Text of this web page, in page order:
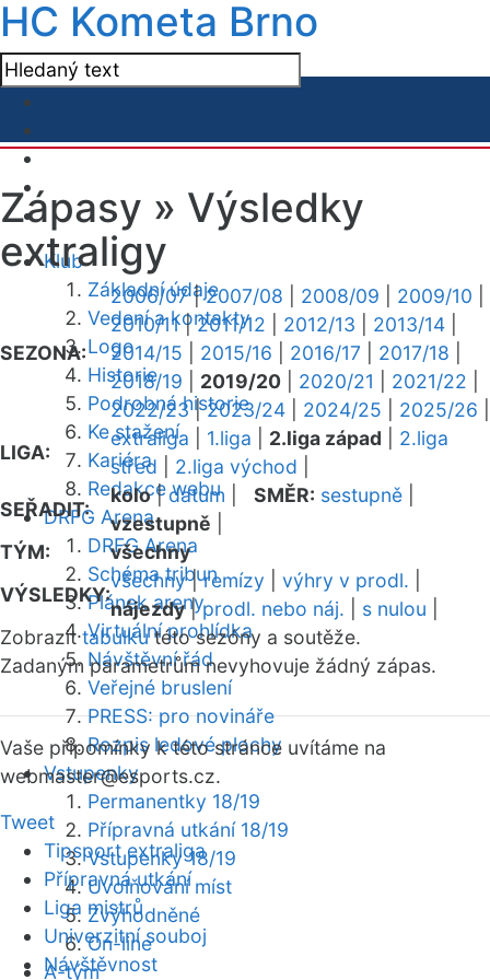
HC Kometa Brno
Klub
Základní údaje
Vedení a kontakty
Logo
Historie
Podrobná historie
Ke stažení
Kariéra
Redakce webu
DRFG Arena
DRFG Arena
Schéma tribun
Plánek areny
Virtuální prohlídka
Návštěvní řád
Veřejné bruslení
PRESS: pro novináře
Rozpis ledové plochy
Vstupenky
Permanentky 18/19
Přípravná utkání 18/19
Vstupenky 18/19
Uvolňování míst
Zvýhodněné
On-line
A-tým
Zápasy » Výsledky
extraligy
SEZONA:
2006/07|2007/08 2008/09 2009/10
2010/11|2011/12 2012/13 2013/14
2014/15
2015/16 2016/17 2017/18
2018/19
2019/20 2020/21 2021/22
2022/23|2023/24 2024/25 2025/26
LIGA:
extraliga 1.liga 2.liga západ
2.liga
střed
2.liga východ
SEŘADIT:
kolo|datum SMĚR: sestupně
vzestupně
TÝM:
všechny
VÝSLEDKY:
všechny|remízy výhry v prodl.
nájezdy|prodl. nebo náj. s nulou
Zobrazittabulkutéto sezóny a soutěže.
Zadaným parametrům nevyhovuje žádný zápas.
Vaše připomínky k této stránce uvítáme na
webmaster@esports.cz.
Tweet
Tipsport extraliga
Přípravná utkání
Liga mistrů
Univerzitní souboj
Návštěvnost